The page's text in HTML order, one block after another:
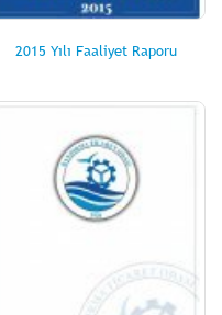
2015 Yılı Faaliyet Raporu